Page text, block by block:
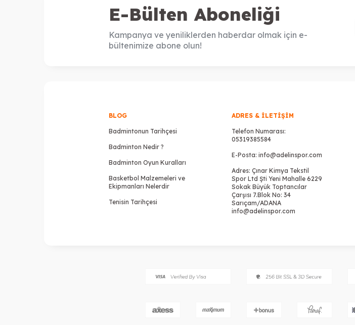
E-Bülten Aboneliği
Kampanya ve yeniliklerden haberdar olmak için e-
bültenimize abone olun!
BLOG
Badmintonun Tarihçesi
Badminton Nedir ?
Badminton Oyun Kuralları
Basketbol Malzemeleri ve
Ekipmanları Nelerdir
Tenisin Tarihçesi
ADRES & İLETIŞIM
Telefon Numarası:
05319385584
E-Posta:info@adelinspor.com
Adres: Çınar Kimya Tekstil
Spor Ltd Şti Yeni Mahalle 6229
Sokak Büyük Toptancılar
Çarşısı 7.Blok No: 34
Sarıçam/ADANA
info@adelinspor.com